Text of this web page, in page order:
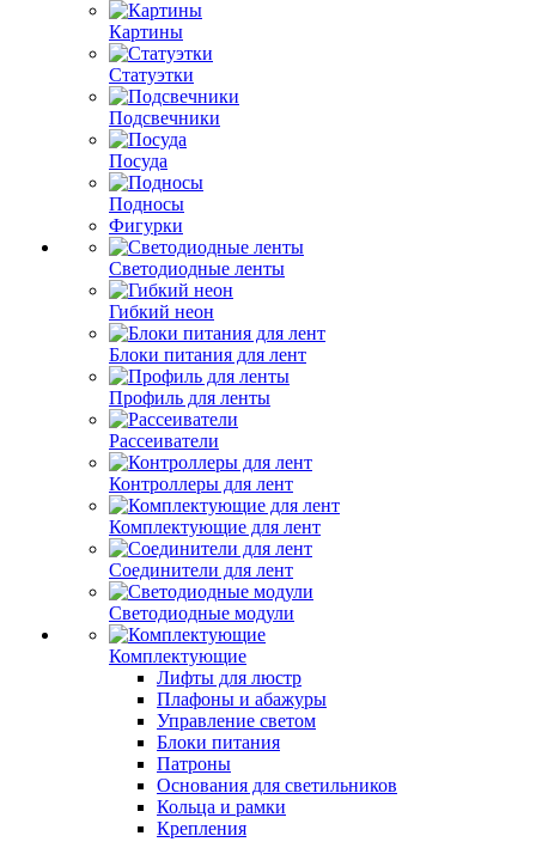
Картины
Статуэтки
Подсвечники
Посуда
Подносы
Фигурки
Светодиодные ленты
Гибкий неон
Блоки питания для лент
Профиль для ленты
Рассеиватели
Контроллеры для лент
Комплектующие для лент
Соединители для лент
Светодиодные модули
Комплектующие
Лифты для люстр
Плафоны и абажуры
Управление светом
Блоки питания
Патроны
Основания для светильников
Кольца и рамки
Крепления